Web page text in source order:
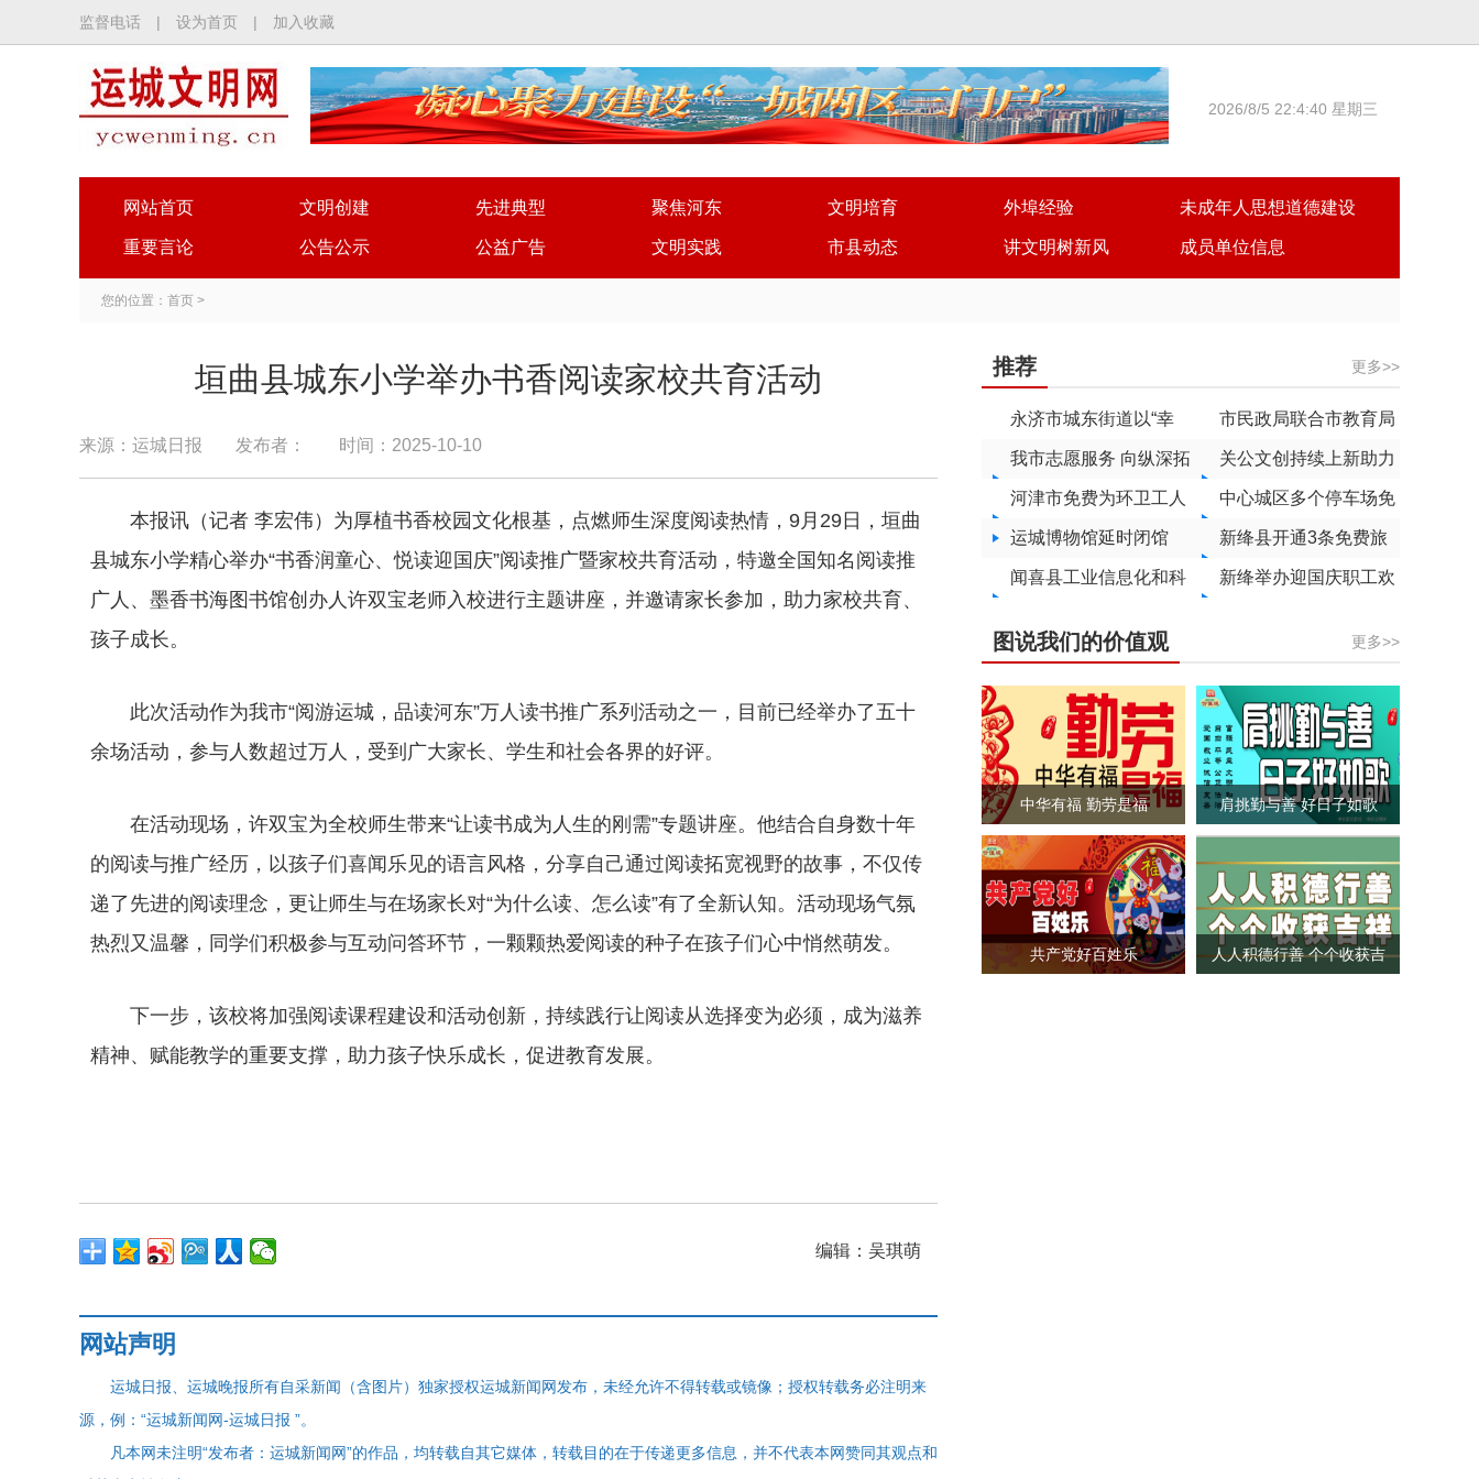
监督电话 | 设为首页 | 加入收藏
2026/8/5 22:4:40 星期三
网站首页
重要言论
文明创建
公告公示
先进典型
公益广告
聚焦河东
文明实践
文明培育
市县动态
外埠经验
讲文明树新风
未成年人思想道德建设
成员单位信息
您的位置： 首页 >
垣曲县城东小学举办书香阅读家校共育活动
来源：运城日报 发布者： 时间：2025-10-10
本报讯（记者 李宏伟）为厚植书香校园文化根基，点燃师生深度阅读热情，9月29日，垣曲
县城东小学精心举办“书香润童心、悦读迎国庆”阅读推广暨家校共育活动，特邀全国知名阅读推
广人、墨香书海图书馆创办人许双宝老师入校进行主题讲座，并邀请家长参加，助力家校共育、
孩子成长。
此次活动作为我市“阅游运城，品读河东”万人读书推广系列活动之一，目前已经举办了五十
余场活动，参与人数超过万人，受到广大家长、学生和社会各界的好评。
在活动现场，许双宝为全校师生带来“让读书成为人生的刚需”专题讲座。他结合自身数十年
的阅读与推广经历，以孩子们喜闻乐见的语言风格，分享自己通过阅读拓宽视野的故事，不仅传
递了先进的阅读理念，更让师生与在场家长对“为什么读、怎么读”有了全新认知。活动现场气氛
热烈又温馨，同学们积极参与互动问答环节，一颗颗热爱阅读的种子在孩子们心中悄然萌发。
下一步，该校将加强阅读课程建设和活动创新，持续践行让阅读从选择变为必须，成为滋养
精神、赋能教学的重要支撑，助力孩子快乐成长，促进教育发展。
编辑：吴琪萌
网站声明
运城日报、运城晚报所有自采新闻（含图片）独家授权运城新闻网发布，未经允许不得转载或镜像；授权转载务必注明来
源，例：“运城新闻网-运城日报 ”。
凡本网未注明“发布者：运城新闻网”的作品，均转载自其它媒体，转载目的在于传递更多信息，并不代表本网赞同其观点和
推荐 更多>>
永济市城东街道以“幸
福家园”创建推进“三无
小区”治理
市民政局联合市教育局
举办
慈善文化进校园专场活
动
我市志愿服务 向纵深拓
展
关公文创持续上新助力
文商融合
河津市免费为环卫工人
接种流感疫苗
中心城区多个停车场免
费停车
运城博物馆延时闭馆 新绛县开通3条免费旅
游公交专线
闻喜县工业信息化和科 新绛举办迎国庆职工欢
图说我们的价值观 更多>>
中华有福 勤劳是福 肩挑勤与善 好日子如歌
共产党好百姓乐 人人积德行善 个个收获吉